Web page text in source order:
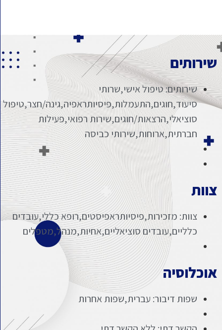
שירותים
שירותים: טיפול אישי,שרותי
סיעוד,חוגים,התעמלות,פיסיותראפיה,גינה/חצר,טיפול
סוציאלי,הרצאות/חוגים,שירות רפואי,פעילות
חברתית,ארוחות,שירותי כביסה
צוות
צוות: מזכירות,פיסיותראפיסטים,רופא כללי,עובדים
כלליים,עובדים סוציאליים,אחיות,מנהל,מטפלים
אוכלוסיה
שפות דיבור: עברית,שפות אחרות